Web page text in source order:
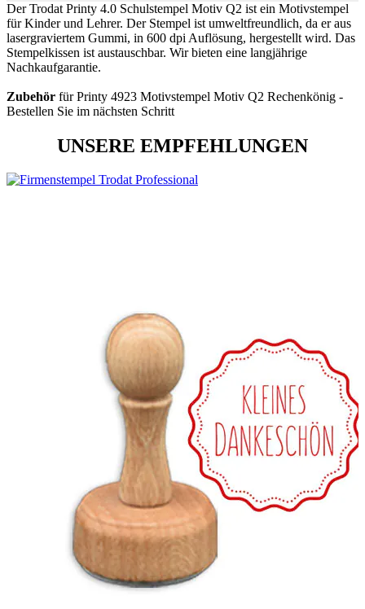
Der Trodat Printy 4.0 Schulstempel Motiv Q2 ist ein Motivstempel
für Kinder und Lehrer. Der Stempel ist umweltfreundlich, da er aus
lasergraviertem Gummi, in 600 dpi Auflösung, hergestellt wird. Das
Stempelkissen ist austauschbar. Wir bieten eine langjährige
Nachkaufgarantie.
Zubehör für Printy 4923 Motivstempel Motiv Q2 Rechenkönig -
Bestellen Sie im nächsten Schritt
UNSERE EMPFEHLUNGEN